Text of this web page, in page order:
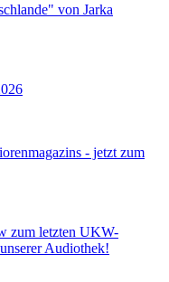
von Jarka
- jetzt zum
zum letzten UKW-
Audiothek!